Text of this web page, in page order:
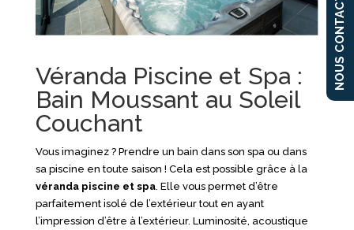
Véranda Piscine et Spa :
Bain Moussant au Soleil
Couchant
Vous imaginez ? Prendre un bain dans son spa ou dans
sa piscine en toute saison ! Cela est possible grâce à la
véranda piscine et spa. Elle vous permet d’être
parfaitement isolé de l’extérieur tout en ayant
l’impression d’être à l’extérieur. Luminosité, acoustique
NOUS CONTACTER